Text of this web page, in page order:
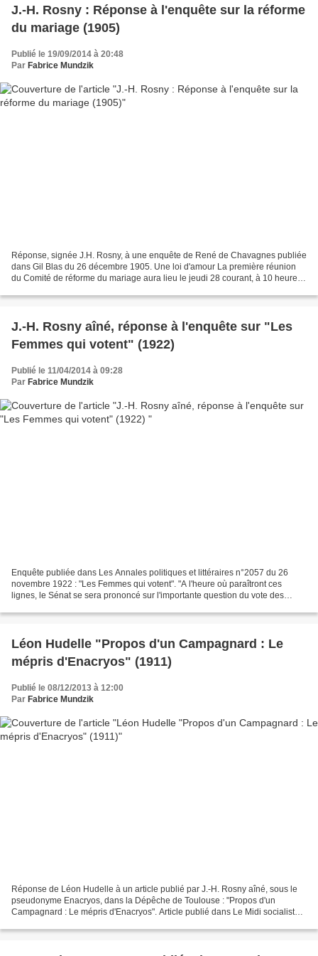
J.-H. Rosny : Réponse à l'enquête sur la réforme
du mariage (1905)
Publié le 19/09/2014 à 20:48
Par Fabrice Mundzik
Réponse, signée J.H. Rosny, à une enquête de René de Chavagnes publiée
dans Gil Blas du 26 décembre 1905. Une loi d'amour La première réunion
du Comité de réforme du mariage aura lieu le jeudi 28 courant, à 10 heures
J.-H. Rosny aîné, réponse à l'enquête sur "Les
Femmes qui votent" (1922)
Publié le 11/04/2014 à 09:28
Par Fabrice Mundzik
Enquête publiée dans Les Annales politiques et littéraires n°2057 du 26
novembre 1922 : "Les Femmes qui votent". "A l'heure où paraîtront ces
lignes, le Sénat se sera prononcé sur l'importante question du vote des
Léon Hudelle "Propos d'un Campagnard : Le
mépris d'Enacryos" (1911)
Publié le 08/12/2013 à 12:00
Par Fabrice Mundzik
Réponse de Léon Hudelle à un article publié par J.-H. Rosny aîné, sous le
pseudonyme Enacryos, dans la Dépêche de Toulouse : "Propos d'un
Campagnard : Le mépris d'Enacryos". Article publié dans Le Midi socialiste